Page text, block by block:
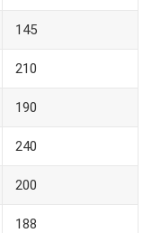
145
210
190
240
200
188